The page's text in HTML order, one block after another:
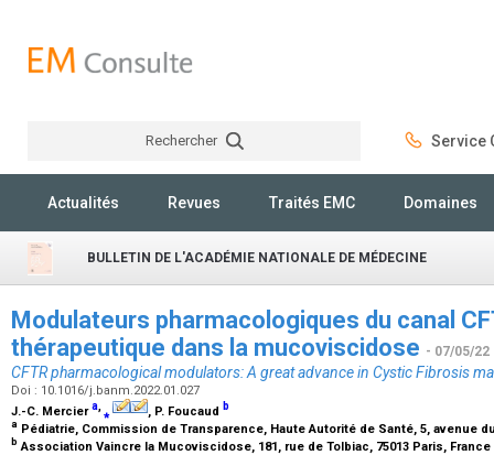
Rechercher Service
Actualités Revues Traités EMC Domaines
BULLETIN DE L'ACADÉMIE NATIONALE DE MÉDECINE
Modulateurs pharmacologiques du canal
thérapeutique dans la mucoviscidose - 07/05/22
CFTR pharmacological modulators: A great advance in Cystic Fibrosis
Doi : 10.1016/j.banm.2022.01.027
J.-C. Merciera,⁎ , P. Foucaud b
a Pédiatrie, Commission de Transparence, Haute Autorité de Santé, 5, avenue
b Association Vaincre la Mucoviscidose, 181, rue de Tolbiac, 75013 Paris, France